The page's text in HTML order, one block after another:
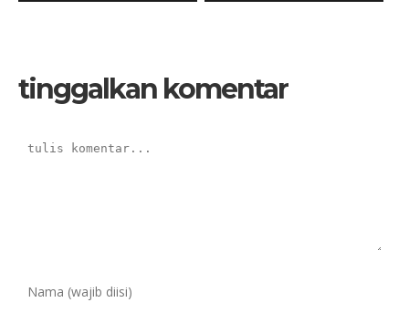
tinggalkan komentar